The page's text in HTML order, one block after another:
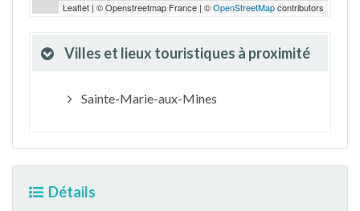
Leaflet | © Openstreetmap France | ©OpenStreetMapcontributors
Villes et lieux touristiques à proximité
Sainte-Marie-aux-Mines
Détails